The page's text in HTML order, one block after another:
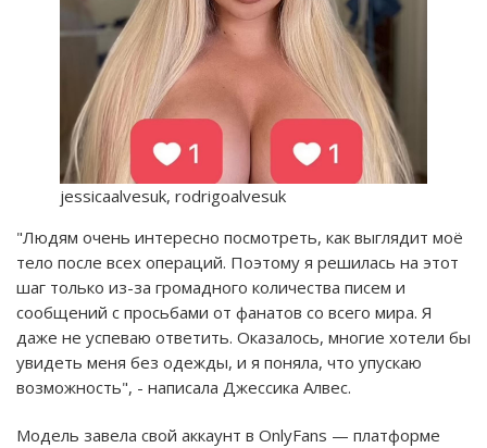
jessicaalvesuk, rodrigoalvesuk
"Людям очень интересно посмотреть, как выглядит моё
тело после всех операций. Поэтому я решилась на этот
шаг только из-за громадного количества писем и
сообщений с просьбами от фанатов со всего мира. Я
даже не успеваю ответить. Оказалось, многие хотели бы
увидеть меня без одежды, и я поняла, что упускаю
возможность", - написала Джессика Алвес.
Модель завела свой аккаунт в OnlyFans — платформе